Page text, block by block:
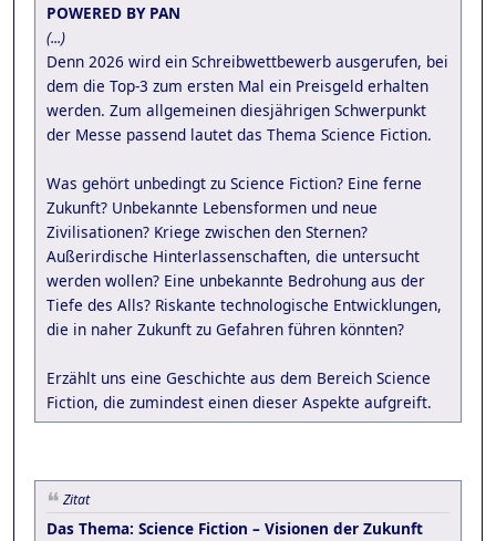
POWERED BY PAN
(...)
Denn 2026 wird ein Schreibwettbewerb ausgerufen, bei
dem die Top-3 zum ersten Mal ein Preisgeld erhalten
werden. Zum allgemeinen diesjährigen Schwerpunkt
der Messe passend lautet das Thema Science Fiction.
Was gehört unbedingt zu Science Fiction? Eine ferne
Zukunft? Unbekannte Lebensformen und neue
Zivilisationen? Kriege zwischen den Sternen?
Außerirdische Hinterlassenschaften, die untersucht
werden wollen? Eine unbekannte Bedrohung aus der
Tiefe des Alls? Riskante technologische Entwicklungen,
die in naher Zukunft zu Gefahren führen könnten?
Erzählt uns eine Geschichte aus dem Bereich Science
Fiction, die zumindest einen dieser Aspekte aufgreift.
Zitat
Das Thema: Science Fiction – Visionen der Zukunft